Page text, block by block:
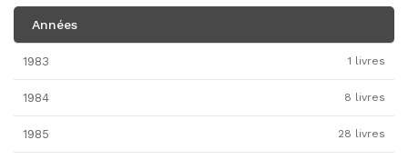
Années
1983 1 livres
1984 8 livres
1985 28 livres